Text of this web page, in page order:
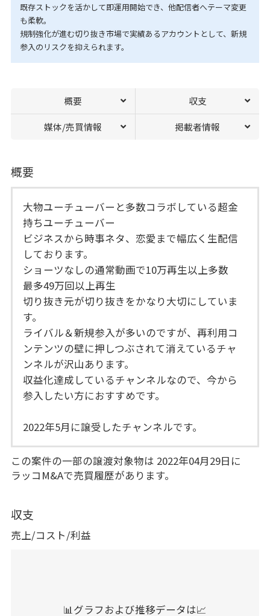
既存ストックを活かして即運用開始でき、他配信者へテーマ変更
も柔軟。
規制強化が進む切り抜き市場で実績あるアカウントとして、新規
参入のリスクを抑えられます。
概要 収支
媒体/売買情報 掲載者情報
概要
大物ユーチューバーと多数コラボしている超金
持ちユーチューバー
ビジネスから時事ネタ、恋愛まで幅広く生配信
しております。
ショーツなしの通常動画で10万再生以上多数
最多49万回以上再生
切り抜き元が切り抜きをかなり大切にしていま
す。
ライバル＆新規参入が多いのですが、再利用コ
ンテンツの壁に押しつぶされて消えているチャ
ンネルが沢山あります。
収益化達成しているチャンネルなので、今から
参入したい方におすすめです。
2022年5月に譲受したチャンネルです。
この案件の一部の譲渡対象物は 2022年04月29日に
ラッコM&Aで売買履歴があります。
収支
売上/コスト/利益
📊グラフおよび推移データは📈